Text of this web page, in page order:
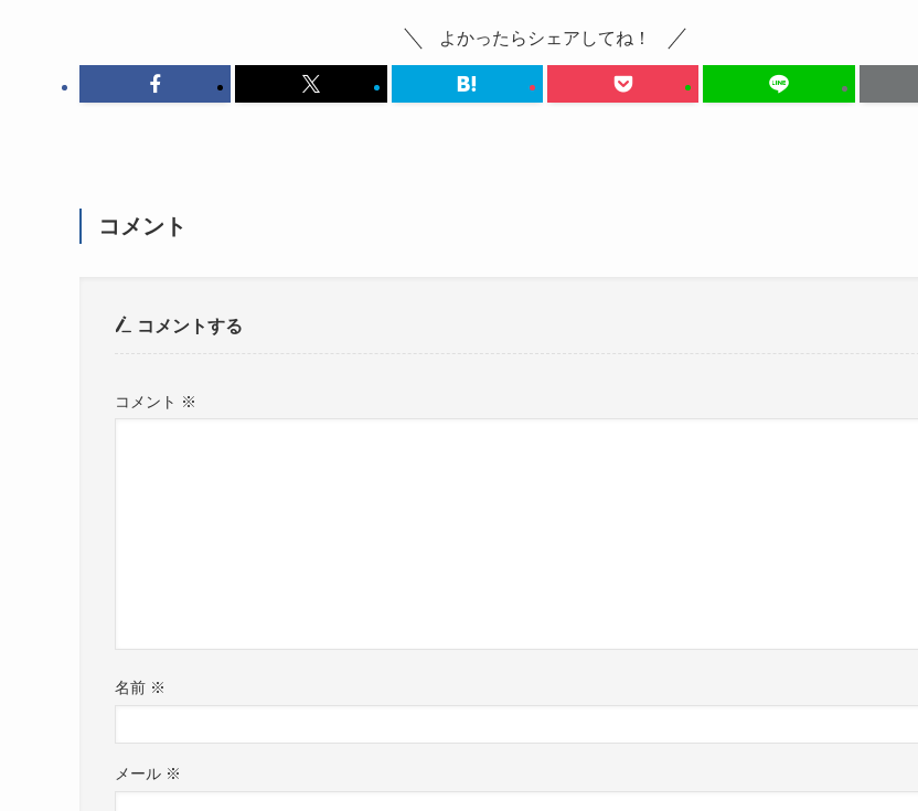
よかったらシェアしてね！
コメント
コメントする
コメント ※
名前 ※
メール ※